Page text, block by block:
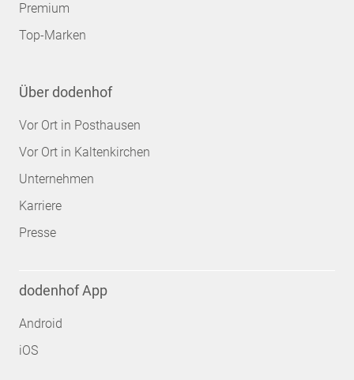
Premium
Top-Marken
Über dodenhof
Vor Ort in Posthausen
Vor Ort in Kaltenkirchen
Unternehmen
Karriere
Presse
dodenhof App
Android
iOS